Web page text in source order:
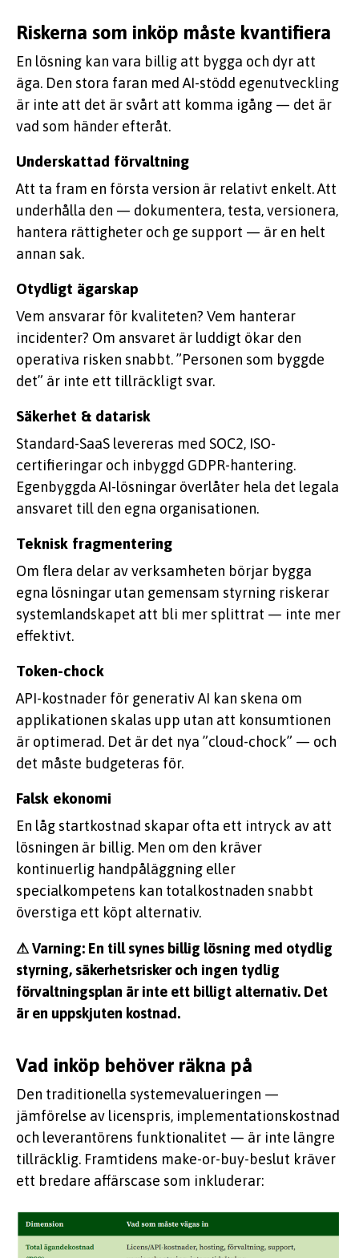
Riskerna som inköp måste kvantifiera
En lösning kan vara billig att bygga och dyr att
äga. Den stora faran med AI-stödd egenutveckling
är inte att det är svårt att komma igång — det är
vad som händer efteråt.
Underskattad förvaltning
Att ta fram en första version är relativt enkelt. Att
underhålla den — dokumentera, testa, versionera,
hantera rättigheter och ge support — är en helt
annan sak.
Otydligt ägarskap
Vem ansvarar för kvaliteten? Vem hanterar
incidenter? Om ansvaret är luddigt ökar den
operativa risken snabbt. ”Personen som byggde
det” är inte ett tillräckligt svar.
Säkerhet & datarisk
Standard-SaaS levereras med SOC2, ISO-
certifieringar och inbyggd GDPR-hantering.
Egenbyggda AI-lösningar överlåter hela det legala
ansvaret till den egna organisationen.
Teknisk fragmentering
Om flera delar av verksamheten börjar bygga
egna lösningar utan gemensam styrning riskerar
systemlandskapet att bli mer splittrat — inte mer
effektivt.
Token-chock
API-kostnader för generativ AI kan skena om
applikationen skalas upp utan att konsumtionen
är optimerad. Det är det nya ”cloud-chock” — och
det måste budgeteras för.
Falsk ekonomi
En låg startkostnad skapar ofta ett intryck av att
lösningen är billig. Men om den kräver
kontinuerlig handpåläggning eller
specialkompetens kan totalkostnaden snabbt
överstiga ett köpt alternativ.
⚠ Varning: En till synes billig lösning med otydlig
styrning, säkerhetsrisker och ingen tydlig
förvaltningsplan är inte ett billigt alternativ. Det
är en uppskjuten kostnad.
Vad inköp behöver räkna på
Den traditionella systemevalueringen —
jämförelse av licenspris, implementationskostnad
och leverantörens funktionalitet — är inte längre
tillräcklig. Framtidens make-or-buy-beslut kräver
ett bredare affärscase som inkluderar: